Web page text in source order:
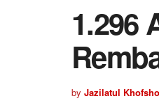
1.296
by Jazilatul